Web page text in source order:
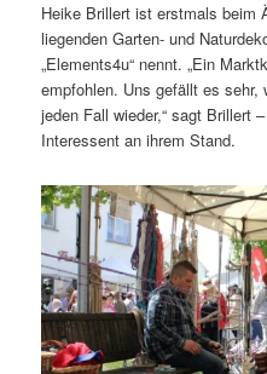
Heike Brillert ist erstmals beim
liegenden Garten- und
„Elements4u“ nennt. „Ein
empfohlen. Uns gefällt es
jeden Fall wieder,“ sagt Brillert
Interessent an ihrem Stand.